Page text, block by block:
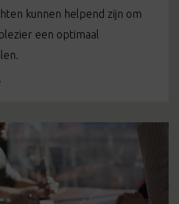
kunnen helpend zijn om
een optimaal